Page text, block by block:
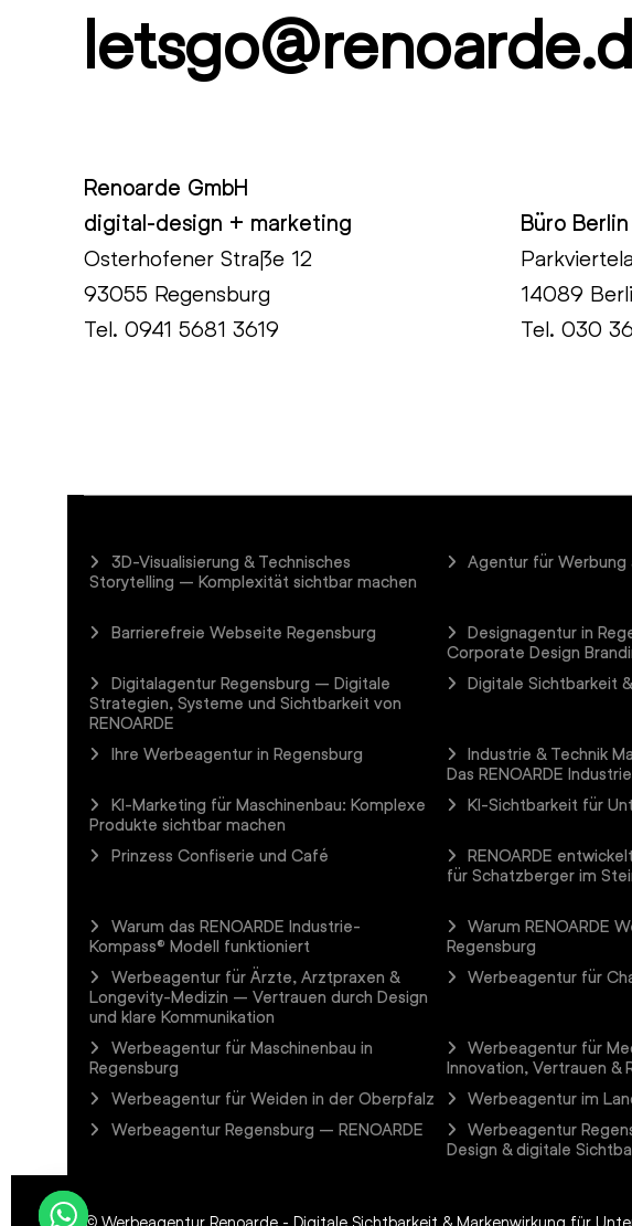
Renoarde GmbH
digital-design + marketing
Osterhofener Straße 12
93055 Regensburg
Tel.0941 5681 3619
Büro Berlin
14089
Tel.030
3D-Visualisierung & Technisches
Storytelling – Komplexität sichtbar machen
Agentur für Werbung
Barrierefreie Webseite Regensburg
Designagentur in
Corporate Design
Digitalagentur Regensburg – Digitale
Strategien, Systeme und Sichtbarkeit von
RENOARDE
Digitale Sichtbarkeit
Ihre Werbeagentur in Regensburg
Industrie & Technik
Das RENOARDE
KI-Marketing für Maschinenbau: Komplexe
Produkte sichtbar machen
KI-Sichtbarkeit für
Prinzess Confiserie und Café
RENOARDE
für Schatzberger im
Warum das RENOARDE Industrie-
Kompass® Modell funktioniert
Warum RENOARDE
Regensburg
Werbeagentur für Ärzte, Arztpraxen &
Longevity-Medizin – Vertrauen durch Design
und klare Kommunikation
Werbeagentur für
Werbeagentur für Maschinenbau in
Regensburg
Werbeagentur für
Innovation, Vertrauen &
Werbeagentur für Weiden in der Oberpfalz Werbeagentur im
Werbeagentur Regensburg – RENOARDE
Werbeagentur
Design & digitale
©Werbeagentur Renoarde - Digitale Sichtbarkeit & Markenwirkung für